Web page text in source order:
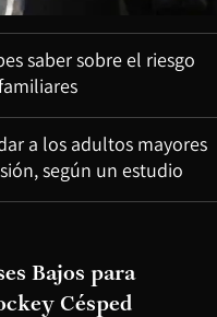
saber sobre el riesgo
a los adultos mayores
según un estudio
Bajos para
Césped